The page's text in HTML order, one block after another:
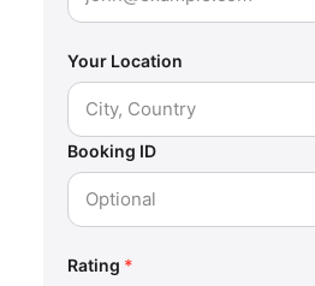
Your Location
Booking ID
Rating *